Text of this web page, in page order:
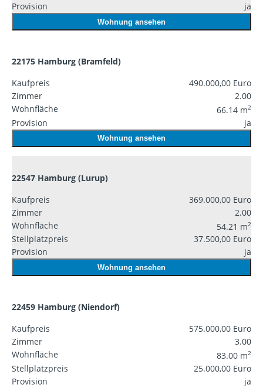
Provision ja
Wohnung ansehen
22175 Hamburg (Bramfeld)
Kaufpreis
490.000,00 Euro
Zimmer
2.00
Wohnfläche
66.14 m2
Provision ja
Wohnung ansehen
22547 Hamburg (Lurup)
Kaufpreis
369.000,00 Euro
Zimmer
2.00
Wohnfläche
54.21 m2
Stellplatzpreis
37.500,00 Euro
Provision
ja
Wohnung ansehen
22459 Hamburg (Niendorf)
Kaufpreis
575.000,00 Euro
Zimmer
3.00
Wohnfläche
83.00 m2
Stellplatzpreis
25.000,00 Euro
Provision
ja